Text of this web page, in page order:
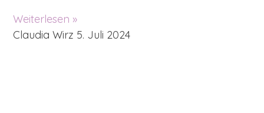
Weiterlesen »
Claudia Wirz 5. Juli 2024